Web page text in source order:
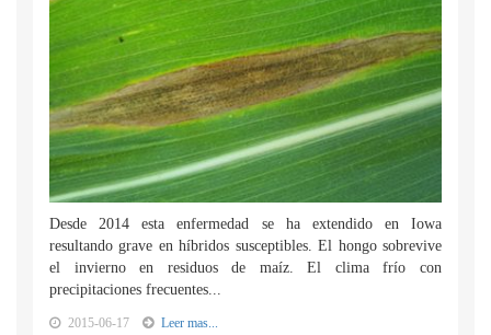
Desde 2014 esta enfermedad se ha extendido en Iowa
resultando grave en híbridos susceptibles. El hongo sobrevive
el invierno en residuos de maíz. El clima frío con
precipitaciones frecuentes...
2015-06-17 Leer mas...